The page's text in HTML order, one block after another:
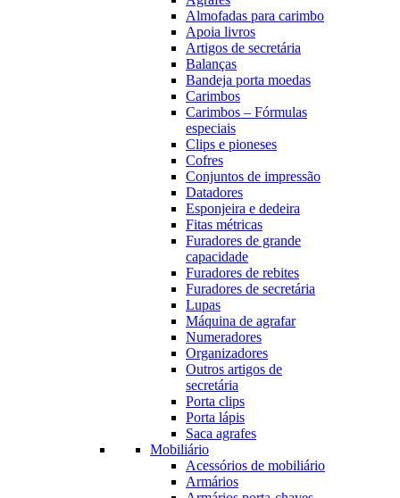
Almofadas para carimbo
Apoia livros
Artigos de secretária
Balanças
Bandeja porta moedas
Carimbos
Carimbos – Fórmulas
especiais
Clips e pioneses
Cofres
Conjuntos de impressão
Datadores
Esponjeira e dedeira
Fitas métricas
Furadores de grande
capacidade
Furadores de rebites
Furadores de secretária
Lupas
Máquina de agrafar
Numeradores
Organizadores
Outros artigos de
secretária
Porta clips
Porta lápis
Saca agrafes
Mobiliário
Acessórios de mobiliário
Armários